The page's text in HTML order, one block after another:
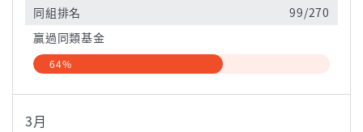
同組排名
99/270
贏過同類基金
64%
3月